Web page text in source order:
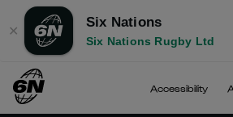
✕
Six Nations
Six Nations Rugby Ltd
Accessibility